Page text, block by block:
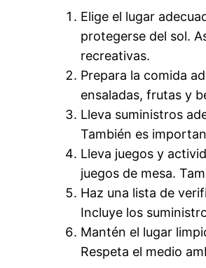
Elige el lugar
protegerse del sol.
recreativas.
Prepara la comida
ensaladas, frutas y
Lleva suministros
También es
Lleva juegos y
juegos de mesa.
Haz una lista de
Incluye los
Mantén el lugar
Respeta el medio